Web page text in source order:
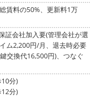
賃料の50%、更新料1万
証会社加入要(管理会社が選
ム2,200円/月、退去時必要
交換代16,500円)、つなぐ
分)
分)